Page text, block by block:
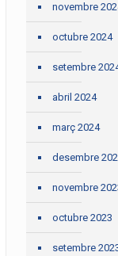
novembre
octubre 2024
setembre
abril 2024
març 2024
desembre
novembre
octubre 2023
setembre